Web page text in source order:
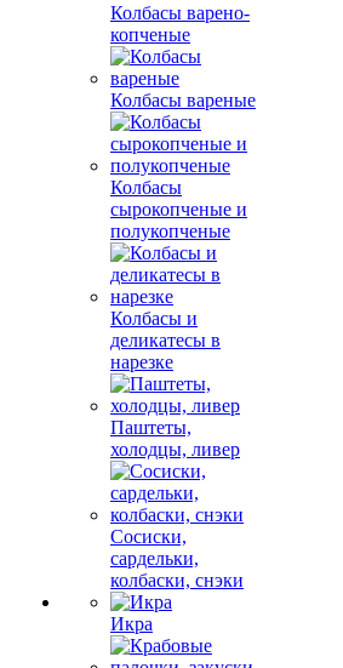
Колбасы варено-
копченые
Колбасы вареные
Колбасы
сырокопченые и
полукопченые
Колбасы и
деликатесы в
нарезке
Паштеты,
холодцы, ливер
Сосиски,
сардельки,
колбаски, снэки
Икра